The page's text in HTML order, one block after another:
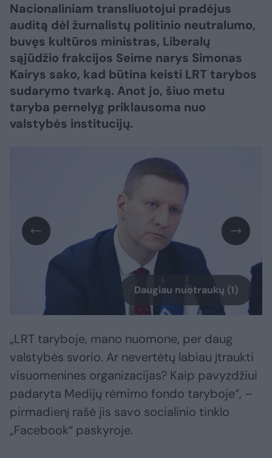
Nacionaliniam transliuotojui pradėjus
auditą dėl žurnalistų politinio neutralumo,
buvęs kultūros ministras, Liberalų
sąjūdžio frakcijos Seime narys Simonas
Kairys sako, kad būtina keisti LRT tarybos
sudarymo tvarką. Anot jo, šiuo metu
taryba pernelyg priklausoma nuo
valstybės institucijų.
Daugiau nuotraukų (1)
„LRT taryboje, mano nuomone, per daug
valstybės svorio. Ar nevertėtų labiau įtraukti
visuomenines organizacijas? Kaip pavyzdžiui
padaryta Medijų rėmimo fondo taryboje“, –
pirmadienį rašė jis savo socialinio tinklo
„Facebook“ paskyroje.